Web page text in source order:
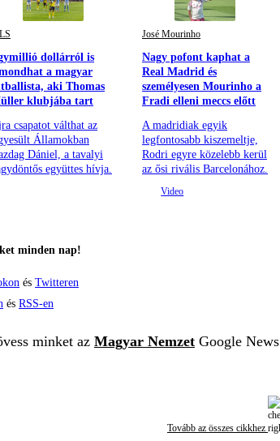
dollárról is
a magyar
aki Thomas
klubjába tart
csapatot válthat az
Államokban
Dániel, a tavalyi
együttes hívja.
José Mourinho
Nagy pofont kaphat a
Real Madrid és
személyesen Mourinho a
Fradi elleni meccs előtt
A madridiak egyik
legfontosabb kiszemeltje,
Rodri egyre közelebb kerül
az ősi rivális Barcelonához.
minden nap!
és Twitteren
és RSS-en
minket az Magyar Nemzet Google News
Tovább az összes cikkhez